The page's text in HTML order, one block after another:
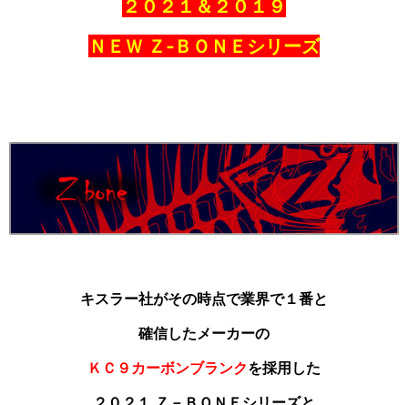
２０２１＆２０１９
ＮＥＷ Ｚ‐ＢＯＮＥシリーズ
キスラー社がその時点で業界で１番と
確信したメーカーの
ＫＣ９カーボンブランクを採用した